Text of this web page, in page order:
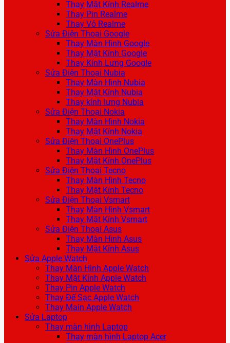
Thay Mặt Kính Realme
Thay Pin Realme
Thay Vỏ Realme
Sửa Điện Thoại Google
Thay Màn Hình Google
Thay Mặt Kính Google
Thay Kính Lưng Google
Sửa Điện Thoại Nubia
Thay Màn Hình Nubia
Thay Mặt Kính Nubia
Thay kính lưng Nubia
Sửa Điện Thoại Nokia
Thay Màn Hình Nokia
Thay Mặt Kính Nokia
Sửa Điện Thoại OnePlus
Thay Màn Hình OnePlus
Thay Mặt Kính OnePlus
Sửa Điện Thoại Tecno
Thay Màn Hình Tecno
Thay Mặt Kính Tecno
Sửa Điện Thoại Vsmart
Thay Màn Hình Vsmart
Thay Mặt Kính Vsmart
Sửa Điện Thoại Asus
Thay Màn Hình Asus
Thay Mặt Kính Asus
Sửa Apple Watch
Thay Màn Hình Apple Watch
Thay Mặt Kính Apple Watch
Thay Pin Apple Watch
Thay Đế Sạc Apple Watch
Thay Main Apple Watch
Sửa Laptop
Thay màn hình Laptop
Thay màn hình Laptop Acer